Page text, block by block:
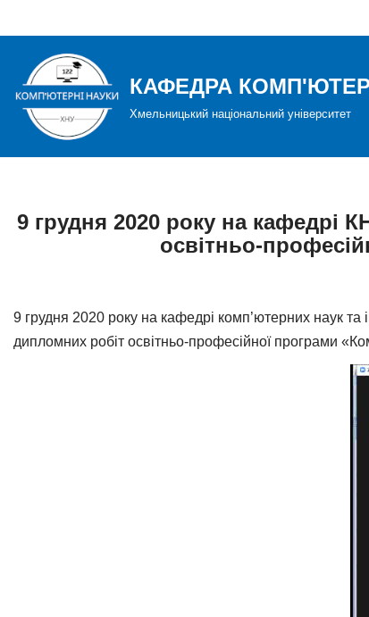
до
вмісту
КАФЕДРА
Хмельницький національний університет
9 грудня 2020 року на кафедрі
освітньо-
9 грудня 2020 року на кафедрі комп’ютерних наук та
дипломних робіт освітньо-професійної програми